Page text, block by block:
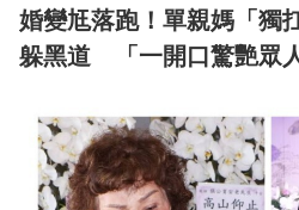
婚變尪落跑！單親媽「獨
躲黑道 「一開口驚艷眾